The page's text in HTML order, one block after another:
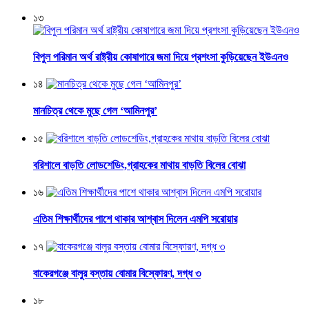
১৩
বিপুল পরিমান অর্থ রাষ্ট্রীয় কোষাগারে জমা দিয়ে প্রশংসা কুড়িয়েছেন ইউএনও
১৪
মানচিত্র থেকে মুছে গেল ‘আমিনপুর’
১৫
বরিশালে বাড়তি লোডশেডিং,গ্রাহকের মাথায় বাড়তি বিলের বোঝা
১৬
এতিম শিক্ষার্থীদের পাশে থাকার আশ্বাস দিলেন এমপি সরোয়ার
১৭
বাকেরগঞ্জে বালুর বস্তায় বোমার বিস্ফোরণ, দগ্ধ ৩
১৮